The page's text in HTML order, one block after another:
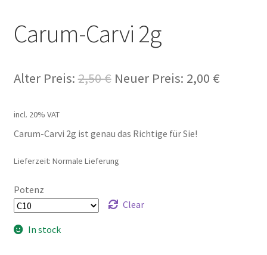
Carum-Carvi 2g
Alter Preis: 2,50€ Neuer Preis: 2,00 €
incl. 20% VAT
Carum-Carvi 2g ist genau das Richtige für Sie!
Lieferzeit: Normale Lieferung
Potenz
Clear
In stock